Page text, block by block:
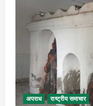
अपराध राष्ट्रीय समाचार